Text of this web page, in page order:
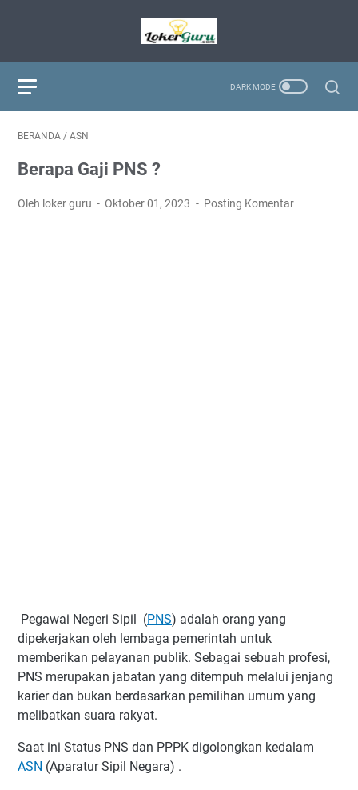
BERANDA / ASN
Berapa Gaji PNS ?
Oleh loker guru Oktober 01, 2023 Posting Komentar
Pegawai Negeri Sipil (PNS) adalah orang yang
dipekerjakan oleh lembaga pemerintah untuk
memberikan pelayanan publik. Sebagai sebuah profesi,
PNS merupakan jabatan yang ditempuh melalui jenjang
karier dan bukan berdasarkan pemilihan umum yang
melibatkan suara rakyat.
Saat ini Status PNS dan PPPK digolongkan kedalam
ASN (Aparatur Sipil Negara) .